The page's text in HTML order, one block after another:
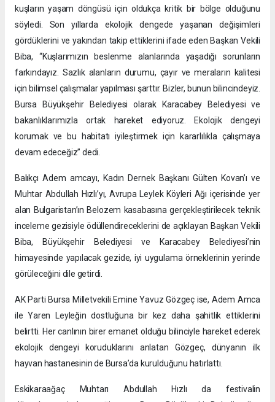
kuşların yaşam döngüsü için oldukça kritik bir bölge olduğunu
söyledi. Son yıllarda ekolojik dengede yaşanan değişimleri
gördüklerini ve yakından takip ettiklerini ifade eden Başkan Vekili
Biba, “Kuşlarımızın beslenme alanlarında yaşadığı sorunların
farkındayız. Sazlık alanların durumu, çayır ve meraların kalitesi
için bilimsel çalışmalar yapılması şarttır. Bizler, bunun bilincindeyiz.
Bursa Büyükşehir Belediyesi olarak Karacabey Belediyesi ve
bakanlıklarımızla ortak hareket ediyoruz. Ekolojik dengeyi
korumak ve bu habitatı iyileştirmek için kararlılıkla çalışmaya
devam edeceğiz” dedi.
Balıkçı Adem amcayı, Kadın Dernek Başkanı Gülten Kovan’ı ve
Muhtar Abdullah Hızlı’yı, Avrupa Leylek Köyleri Ağı içerisinde yer
alan Bulgaristan’ın Belozem kasabasına gerçekleştirilecek teknik
inceleme gezisiyle ödüllendireceklerini de açıklayan Başkan Vekili
Biba, Büyükşehir Belediyesi ve Karacabey Belediyesi’nin
himayesinde yapılacak gezide, iyi uygulama örneklerinin yerinde
görüleceğini dile getirdi.
AK Parti Bursa Milletvekili Emine Yavuz Gözgeç ise, Adem Amca
ile Yaren Leyleğin dostluğuna bir kez daha şahitlik ettiklerini
belirtti. Her canlının birer emanet olduğu bilinciyle hareket ederek
ekolojik dengeyi koruduklarını anlatan Gözgeç, dünyanın ilk
hayvan hastanesinin de Bursa’da kurulduğunu hatırlattı.
Eskikaraağaç Muhtarı Abdullah Hızlı da festivalin